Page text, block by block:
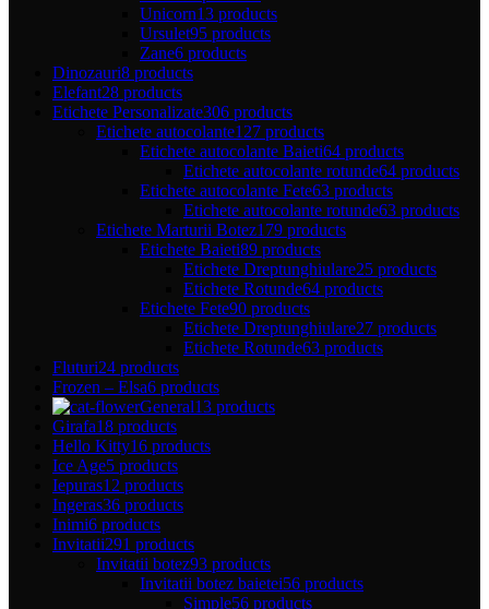
Unicorn13 products
Ursulet95 products
Zane6 products
Dinozauri8 products
Elefant28 products
Etichete Personalizate306 products
Etichete autocolante127 products
Etichete autocolante Baieti64 products
Etichete autocolante rotunde64 products
Etichete autocolante Fete63 products
Etichete autocolante rotunde63 products
Etichete Marturii Botez179 products
Etichete Baieti89 products
Etichete Dreptunghiulare25 products
Etichete Rotunde64 products
Etichete Fete90 products
Etichete Dreptunghiulare27 products
Etichete Rotunde63 products
Fluturi24 products
Frozen – Elsa6 products
General13 products
Girafa18 products
Hello Kitty16 products
Ice Age5 products
Iepuras12 products
Ingeras36 products
Inimi6 products
Invitatii291 products
Invitatii botez93 products
Invitatii botez baietei56 products
Simple56 products